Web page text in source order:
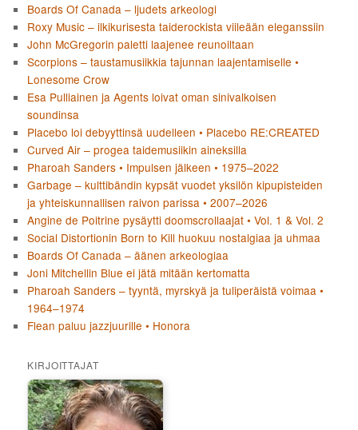
Boards Of Canada – ljudets arkeologi
Roxy Music – ilkikurisesta taiderockista viileään eleganssiin
John McGregorin paletti laajenee reunoiltaan
Scorpions – taustamusiikkia tajunnan laajentamiselle •
Lonesome Crow
Esa Pulliainen ja Agents loivat oman sinivalkoisen
soundinsa
Placebo loi debyyttinsä uudelleen • Placebo RE:CREATED
Curved Air – progea taidemusiikin aineksilla
Pharoah Sanders • Impulsen jälkeen • 1975–2022
Garbage – kulttibändin kypsät vuodet yksilön kipupisteiden
ja yhteiskunnallisen raivon parissa • 2007–2026
Angine de Poitrine pysäytti doomscrollaajat • Vol. 1 & Vol. 2
Social Distortionin Born to Kill huokuu nostalgiaa ja uhmaa
Boards Of Canada – äänen arkeologiaa
Joni Mitchellin Blue ei jätä mitään kertomatta
Pharoah Sanders – tyyntä, myrskyä ja tuliperäistä voimaa •
1964–1974
Flean paluu jazzjuurille • Honora
KIRJOITTAJAT